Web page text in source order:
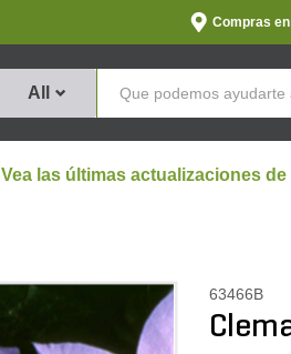
Compras
All
Vea las últimas actualizaciones
63466B